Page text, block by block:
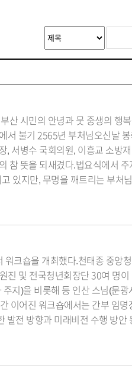
산 시민의 안녕과 뭇 중생의 행
서 불기 2565년 부처님오신날
, 서병수 국회의원, 이흥교 소방
참 뜻을 되새겼다.법요식에서 주
있지만, 무명을 깨트리는 부처
크숍을 개최했다.천태종 중앙
진 및 전국청년회장단 30여 명이
지)을 비롯해 등 인산 스님(문광
이어진 워크숍에서는 간부 임명
발전 방향과 미래비전 수행 방안